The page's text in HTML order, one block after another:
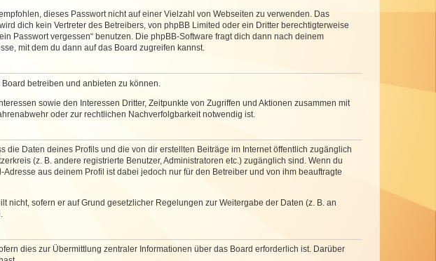
dieses Passwort nicht auf einer Vielzahl von Webseiten zu verwenden. Das
dich kein Vertreter des Betreibers, von phpBB Limited oder ein Dritter berechtigterweise
Passwort vergessen“ benutzen. Die phpBB-Software fragt dich dann nach deinem
mit dem du dann auf das Board zugreifen kannst.
betreiben und anbieten zu können.
sowie den Interessen Dritter, Zeitpunkte von Zugriffen und Aktionen zusammen mit
oder zur rechtlichen Nachverfolgbarkeit notwendig ist.
Daten deines Profils und die von dir erstellten Beiträge im Internet öffentlich zugänglich
(z. B. andere registrierte Benutzer, Administratoren etc.) zugänglich sind. Wenn du
aus deinem Profil ist dabei jedoch nur für den Betreiber und von ihm beauftragte
sofern er auf Grund gesetzlicher Regelungen zur Weitergabe der Daten (z. B. an
dies zur Übermittlung zentraler Informationen über das Board erforderlich ist. Darüber